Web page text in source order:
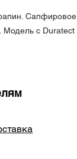
Сапфировое
Модель с Duratect